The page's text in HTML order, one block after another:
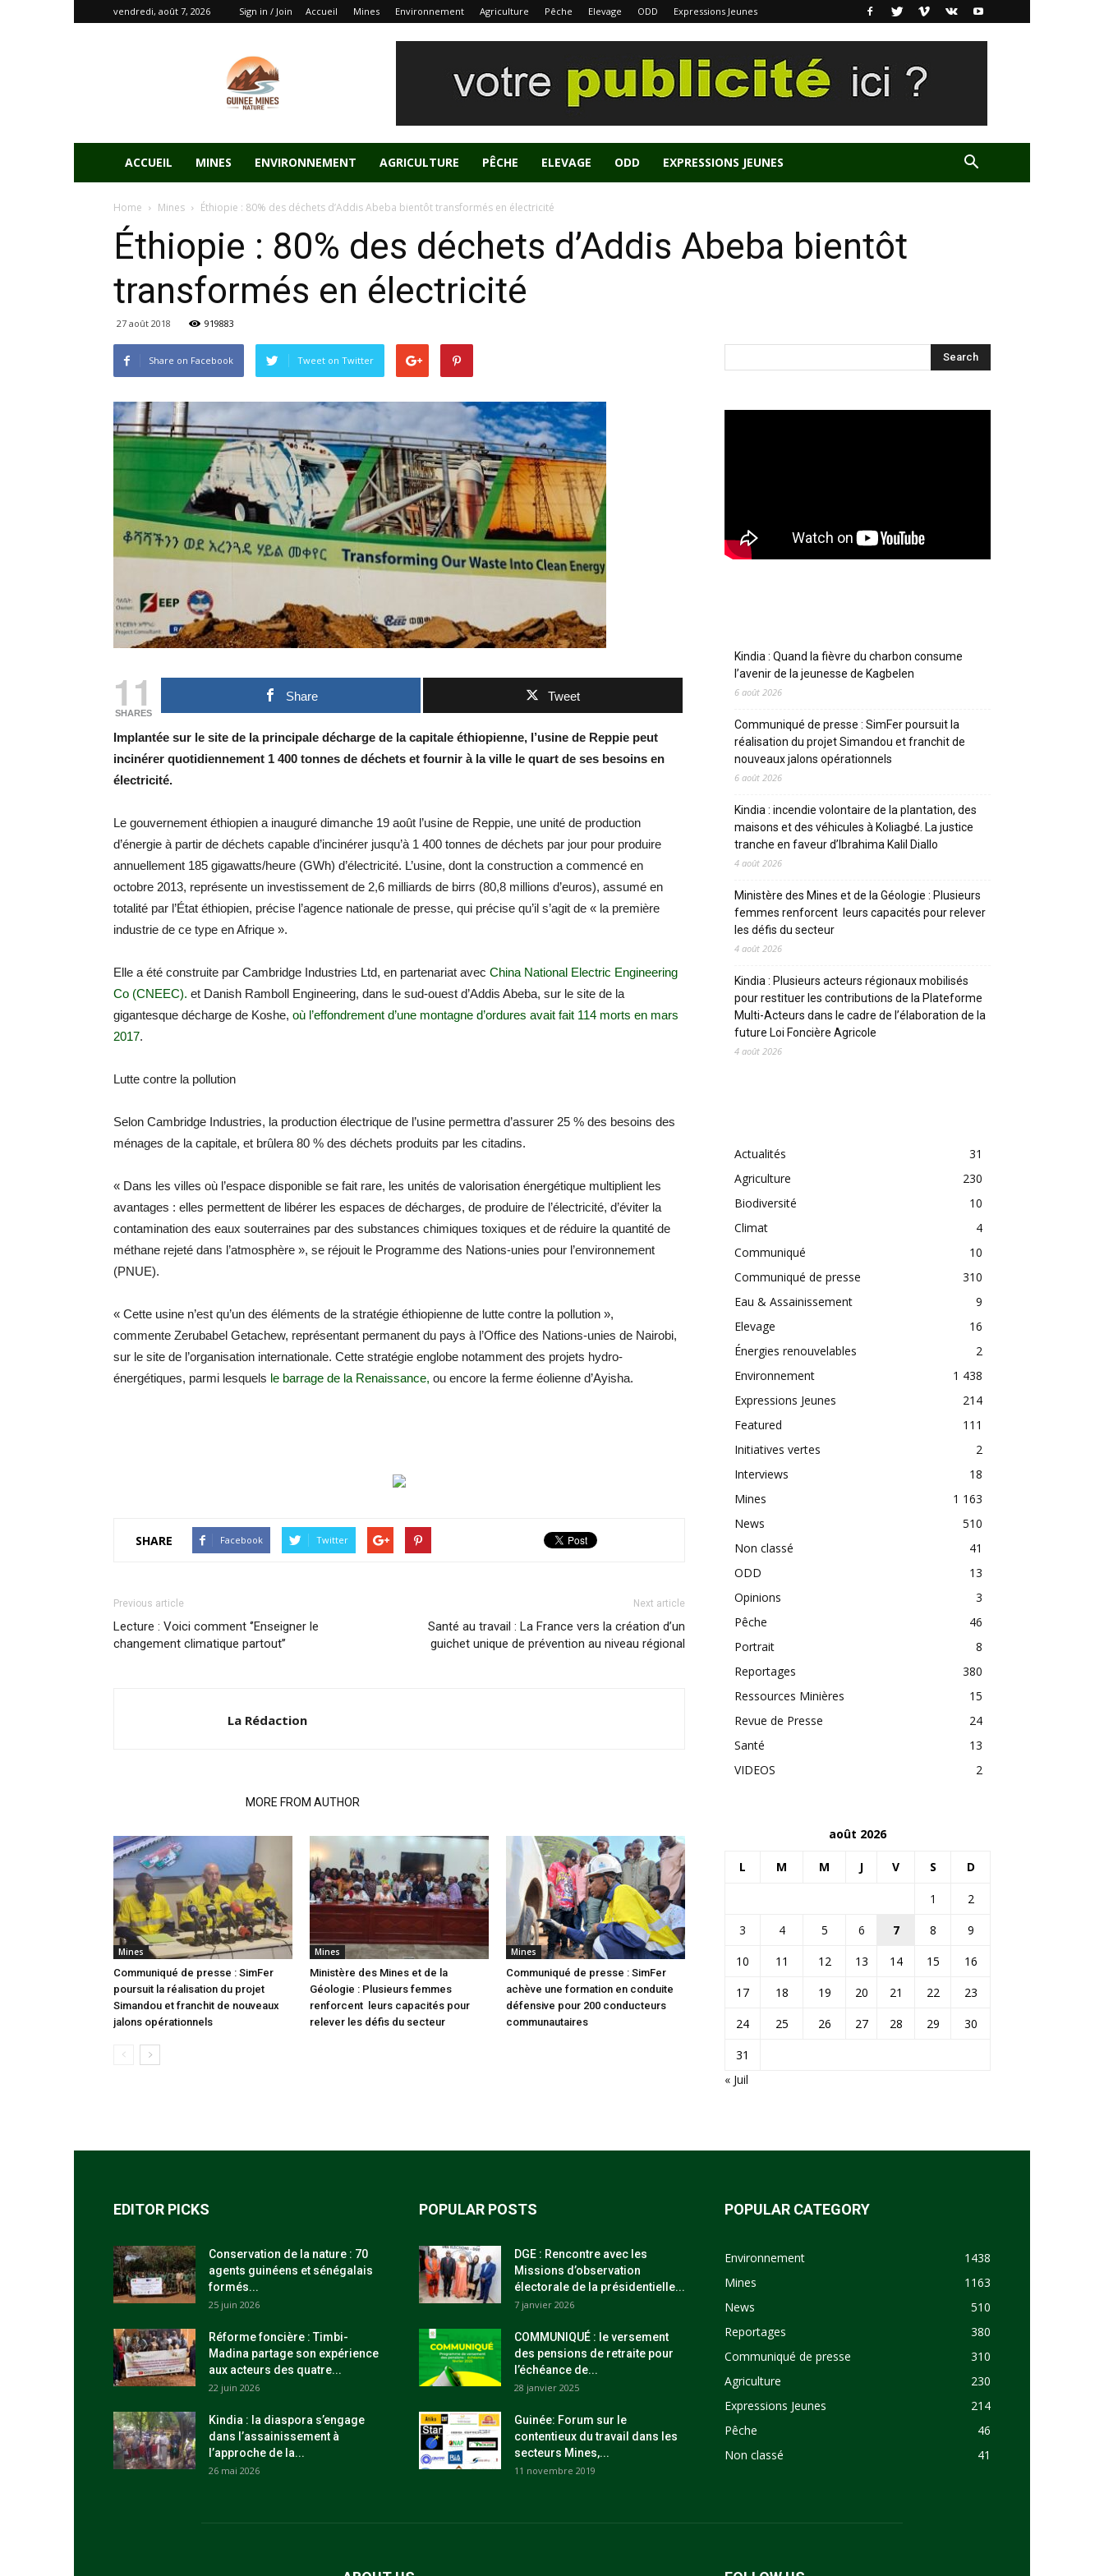
vendredi, août 7, 2026 Sign in / Join Accueil Mines Environnement Agriculture Pêche Elevage ODD Expressions Jeunes
ACCUEIL MINES ENVIRONNEMENT AGRICULTURE PÊCHE ELEVAGE ODD EXPRESSIONS JEUNES
Home Mines Éthiopie : 80% des déchets d’Addis Abeba bientôt transformés en électricité
Éthiopie : 80% des déchets d’Addis Abeba bientôt
transformés en électricité
27 août 2018 919883
Share on Facebook Tweet on Twitter
11
SHARES
Share Tweet
Implantée sur le site de la principale décharge de la capitale éthiopienne, l’usine de Reppie peut
incinérer quotidiennement 1 400 tonnes de déchets et fournir à la ville le quart de ses besoins en
électricité.
Le gouvernement éthiopien a inauguré dimanche 19 août l’usine de Reppie, une unité de production
d’énergie à partir de déchets capable d’incinérer jusqu’à 1 400 tonnes de déchets par jour pour produire
annuellement 185 gigawatts/heure (GWh) d’électricité. L’usine, dont la construction a commencé en
octobre 2013, représente un investissement de 2,6 milliards de birrs (80,8 millions d’euros), assumé en
totalité par l’État éthiopien, précise l’agence nationale de presse, qui précise qu’il s’agit de « la première
industrie de ce type en Afrique ».
Elle a été construite par Cambridge Industries Ltd, en partenariat avec China National Electric Engineering
Co (CNEEC). et Danish Ramboll Engineering, dans le sud-ouest d’Addis Abeba, sur le site de la
gigantesque décharge de Koshe, où l’effondrement d’une montagne d’ordures avait fait 114 morts en mars
2017.
Lutte contre la pollution
Selon Cambridge Industries, la production électrique de l’usine permettra d’assurer 25 % des besoins des
ménages de la capitale, et brûlera 80 % des déchets produits par les citadins.
« Dans les villes où l’espace disponible se fait rare, les unités de valorisation énergétique multiplient les
avantages : elles permettent de libérer les espaces de décharges, de produire de l’électricité, d’éviter la
contamination des eaux souterraines par des substances chimiques toxiques et de réduire la quantité de
méthane rejeté dans l’atmosphère », se réjouit le Programme des Nations-unies pour l’environnement
(PNUE).
« Cette usine n’est qu’un des éléments de la stratégie éthiopienne de lutte contre la pollution »,
commente Zerubabel Getachew, représentant permanent du pays à l’Office des Nations-unies de Nairobi,
sur le site de l’organisation internationale. Cette stratégie englobe notamment des projets hydro-
énergétiques, parmi lesquels le barrage de la Renaissance, ou encore la ferme éolienne d’Ayisha.
SHARE Facebook Twitter
Previous article
Lecture : Voici comment ‘’Enseigner le
changement climatique partout’’
Next article
Santé au travail : La France vers la création d’un
guichet unique de prévention au niveau régional
La Rédaction
MORE FROM AUTHOR
Mines
Communiqué de presse : SimFer
poursuit la réalisation du projet
Simandou et franchit de nouveaux
jalons opérationnels
Mines
Ministère des Mines et de la
Géologie : Plusieurs femmes
renforcent leurs capacités pour
relever les défis du secteur
Mines
Communiqué de presse : SimFer
achève une formation en conduite
défensive pour 200 conducteurs
communautaires
Kindia : Quand la fièvre du charbon consume
l’avenir de la jeunesse de Kagbelen
6 août 2026
Communiqué de presse : SimFer poursuit la
réalisation du projet Simandou et franchit de
nouveaux jalons opérationnels
6 août 2026
Kindia : incendie volontaire de la plantation, des
maisons et des véhicules à Koliagbé. La justice
tranche en faveur d’Ibrahima Kalil Diallo
4 août 2026
Ministère des Mines et de la Géologie : Plusieurs
femmes renforcent leurs capacités pour relever
les défis du secteur
4 août 2026
Kindia : Plusieurs acteurs régionaux mobilisés
pour restituer les contributions de la Plateforme
Multi-Acteurs dans le cadre de l’élaboration de la
future Loi Foncière Agricole
4 août 2026
Actualités
31
Agriculture
230
Biodiversité
10
Climat
4
Communiqué
10
Communiqué de presse
310
Eau & Assainissement
9
Elevage
16
Énergies renouvelables
2
Environnement
1 438
Expressions Jeunes
214
Featured
111
Initiatives vertes
2
Interviews
18
Mines
1 163
News
510
Non classé
41
ODD
13
Opinions
3
Pêche
46
Portrait
8
Reportages
380
Ressources Minières
15
Revue de Presse
24
Santé
13
VIDEOS
2
août 2026
L M M J V S D
1
2
3
4 5 6 7 8
9
10
11 12 13 14 15
16
17
18 19 20 21 22
23
24
25 26 27 28 29
30
31
« Juil
EDITOR PICKS
Conservation de la nature : 70
agents guinéens et sénégalais
formés...
25 juin 2026
Réforme foncière : Timbi-
Madina partage son expérience
aux acteurs des quatre...
22 juin 2026
Kindia : la diaspora s’engage
dans l’assainissement à
l’approche de la...
26 mai 2026
POPULAR POSTS
DGE : Rencontre avec les
Missions d’observation
électorale de la présidentielle...
7 janvier 2026
COMMUNIQUÉ : le versement
des pensions de retraite pour
l’échéance de...
28 janvier 2025
Guinée: Forum sur le
contentieux du travail dans les
secteurs Mines,...
11 novembre 2019
POPULAR CATEGORY
Environnement
1438
Mines
1163
News
510
Reportages
380
Communiqué de presse
310
Agriculture
230
Expressions Jeunes
214
Pêche
46
Non classé
41